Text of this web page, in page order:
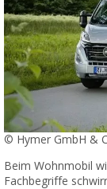
© Hymer GmbH &
Beim Wohnmobil
Fachbegriffe